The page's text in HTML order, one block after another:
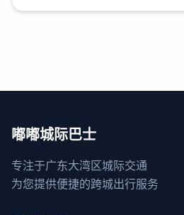
嘟嘟城际巴士
专注于广东大湾区城际交通
为您提供便捷的跨城出行服务